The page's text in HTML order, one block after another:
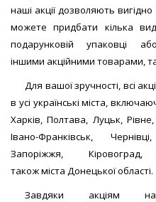
наші акції дозволяють
можете придбати кілька
подарунковій упаковці
іншими акційними товарами,
Для вашої зручності, всі
в усі українські міста,
Харків, Полтава, Луцьк,
Івано-Франківськ,
Запоріжжя,
також міста Донецької області.
Завдяки акціям